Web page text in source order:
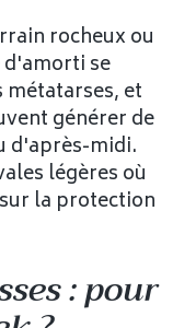
rocheux ou
d'amorti se
et
générer de
d'après-midi.
légères où
la protection
: pour